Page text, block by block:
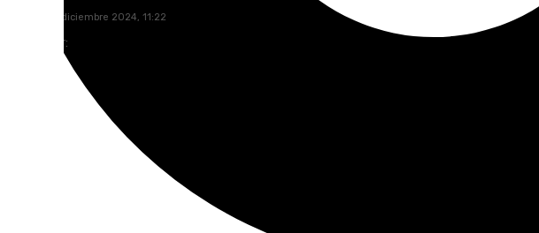
martes, 24 diciembre 2024, 11:22
Compartir: